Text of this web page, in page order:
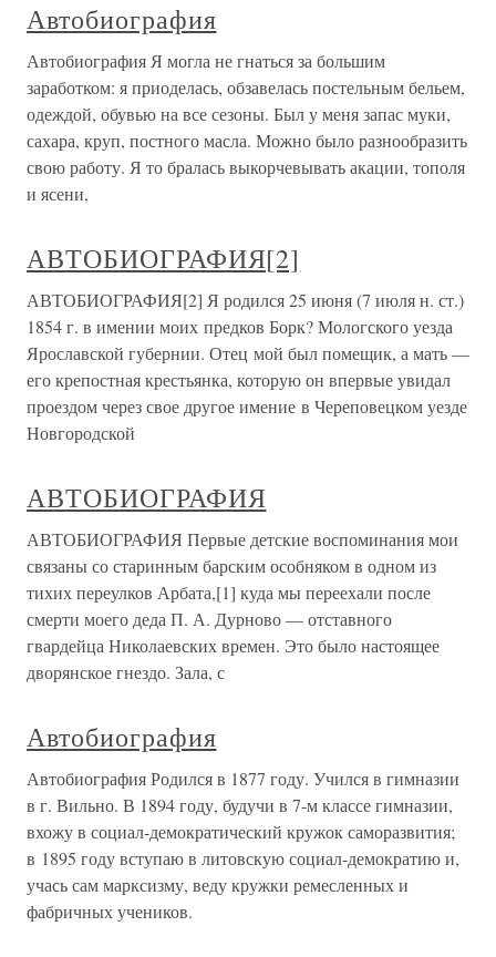
Автобиография
Автобиография Я могла не гнаться за большим
заработком: я приоделась, обзавелась постельным бельем,
одеждой, обувью на все сезоны. Был у меня запас муки,
сахара, круп, постного масла. Можно было разнообразить
свою работу. Я то бралась выкорчевывать акации, тополя
и ясени,
АВТОБИОГРАФИЯ[2]
АВТОБИОГРАФИЯ[2] Я родился 25 июня (7 июля н. ст.)
1854 г. в имении моих предков Борк? Мологского уезда
Ярославской губернии. Отец мой был помещик, а мать —
его крепостная крестьянка, которую он впервые увидал
проездом через свое другое имение в Череповецком уезде
Новгородской
АВТОБИОГРАФИЯ
АВТОБИОГРАФИЯ Первые детские воспоминания мои
связаны со старинным барским особняком в одном из
тихих переулков Арбата,[1] куда мы переехали после
смерти моего деда П. А. Дурново — отставного
гвардейца Николаевских времен. Это было настоящее
дворянское гнездо. Зала, с
Автобиография
Автобиография Родился в 1877 году. Учился в гимназии
в г. Вильно. В 1894 году, будучи в 7-м классе гимназии,
вхожу в социал-демократический кружок саморазвития;
в 1895 году вступаю в литовскую социал-демократию и,
учась сам марксизму, веду кружки ремесленных и
фабричных учеников.